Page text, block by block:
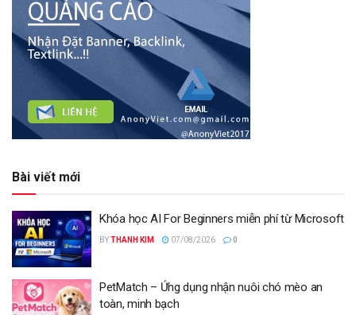
Bài viết mới
Khóa học AI For Beginners miễn phí từ Microsoft
BYTHANH KIM 07/08/2026 0
PetMatch – Ứng dụng nhận nuôi chó mèo an
toàn, minh bạch